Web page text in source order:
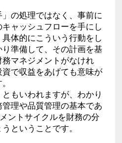
の処理ではなく、事前に
キャッシュフローを手にし
体的にこういう行動をし
準備して、その計画を基
マネジメントがなけれ
で収益をあげても意味が
もいわれますが、わかり
理や品質管理の基本であ
ントサイクルを財務の分
ということです。